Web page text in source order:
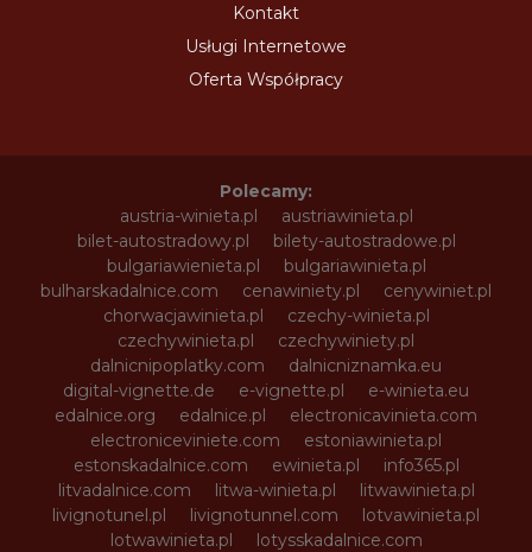
Kontakt
Usługi Internetowe
Oferta Współpracy
Polecamy:
austria-winieta.pl
austriawinieta.pl
bilet-autostradowy.pl
bilety-autostradowe.pl
bulgariawienieta.pl
bulgariawinieta.pl
bulharskadalnice.com
cenawiniety.pl
cenywiniet.pl
chorwacjawinieta.pl
czechy-winieta.pl
czechywinieta.pl
czechywiniety.pl
dalnicnipoplatky.com
dalnicniznamka.eu
digital-vignette.de
e-vignette.pl
e-winieta.eu
edalnice.org
edalnice.pl
electronicavinieta.com
electroniceviniete.com
estoniawinieta.pl
estonskadalnice.com
ewinieta.pl
info365.pl
litvadalnice.com
litwa-winieta.pl
litwawinieta.pl
livignotunel.pl
livignotunnel.com
lotvawinieta.pl
lotwawinieta.pl
lotysskadalnice.com